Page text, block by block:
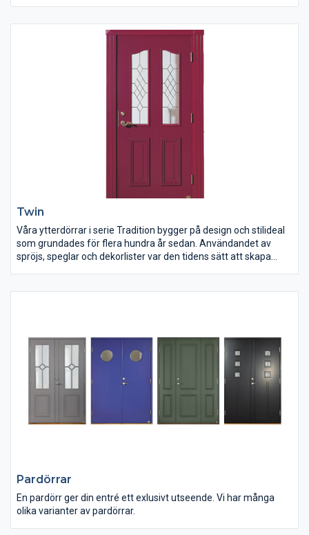
Twin
Våra ytterdörrar i serie Tradition bygger på design och stilideal
som grundades för flera hundra år sedan. Användandet av
spröjs, speglar och dekorlister var den tidens sätt att skapa
Pardörrar
En pardörr ger din entré ett exlusivt utseende. Vi har många
olika varianter av pardörrar.